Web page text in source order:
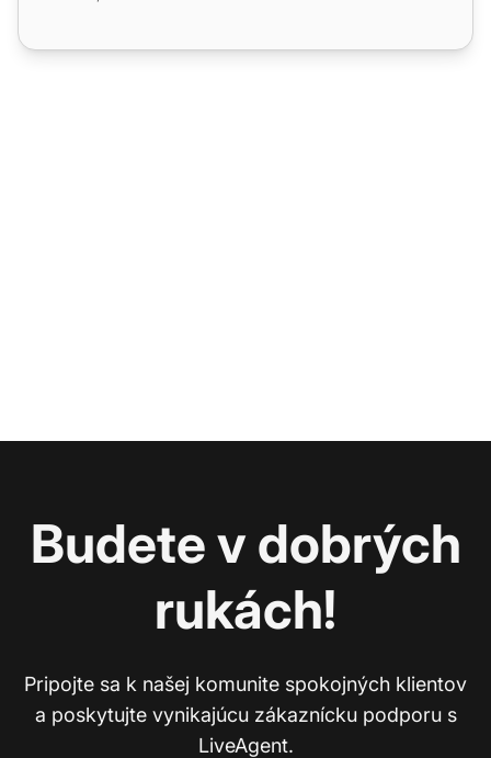
Budete v dobrých
rukách!
Pripojte sa k našej komunite spokojných klientov
a poskytujte vynikajúcu zákaznícku podporu s
LiveAgent.